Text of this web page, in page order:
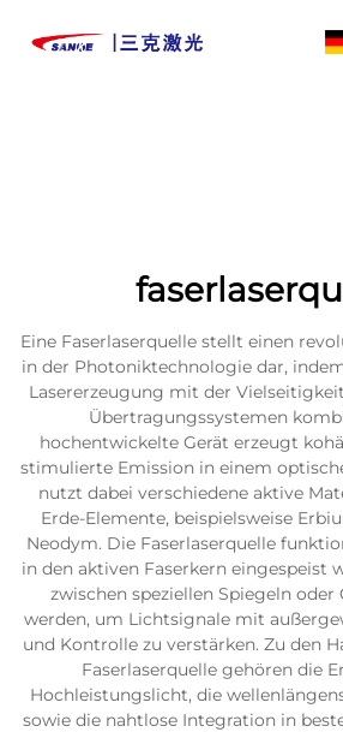
Eine Faserlaserquelle stellt einen
in der Photoniktechnologie dar,
Lasererzeugung mit der
Übertragungssystemen
hochentwickelte Gerät erzeugt
stimulierte Emission in einem
nutzt dabei verschiedene aktive
Erde-Elemente, beispielsweise
Neodym. Die Faserlaserquelle
in den aktiven Faserkern eingespeist
zwischen speziellen Spiegeln
werden, um Lichtsignale mit
und Kontrolle zu verstärken. Zu den
Faserlaserquelle gehören die
Hochleistungslicht, die
sowie die nahtlose Integration in